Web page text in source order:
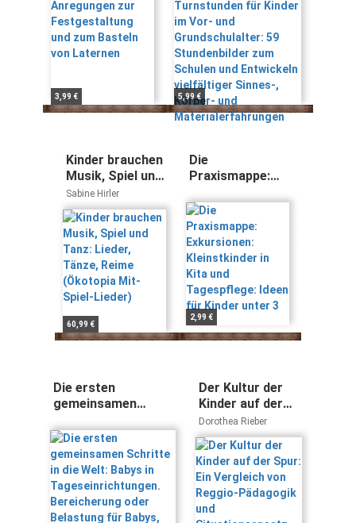
3,99 €
Schulen und
Entwickeln
vielfältiger Sinnes-,
Körper- und
Materialerfahrungen
5,99 €
Kinder brauchen
Musik, Spiel und
Tanz: Lieder,
Tänze, Reime
(Ökotopia Mit-
Spiel-Lieder)
Sabine Hirler
60,99 €
Die
Praxismappe:
Kleinstkinder in
Kita und
Tagespflege:
Ideen für Kinder
unter 3
2,99 €
Die ersten
gemeinsamen
Babys in
Tageseinrichtungen.
Bereicherung oder
Belastung für
Babys, ihre Familie
und Erzieherinnen ?
Der Kultur der
Kinder auf der
Spur: Ein
Vergleich von
Reggio-
Pädagogik und
Situationsansatz
Dorothea Rieber